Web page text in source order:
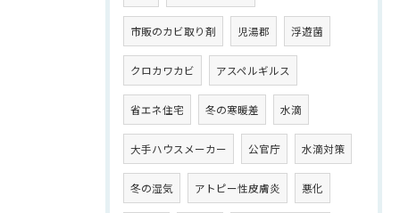
市販のカビ取り剤 児湯郡 浮遊菌
クロカワカビ アスペルギルス
省エネ住宅 冬の寒暖差 水滴
大手ハウスメーカー 公官庁 水滴対策
冬の湿気 アトピー性皮膚炎 悪化